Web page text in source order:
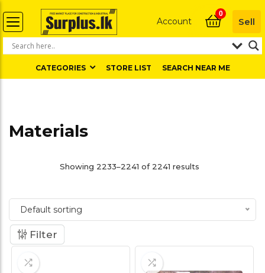
Account
0
Sell
CATEGORIES STORE LIST SEARCH NEAR ME
Materials
Filter
Showing 2233–2241 of 2241 results
Default sorting